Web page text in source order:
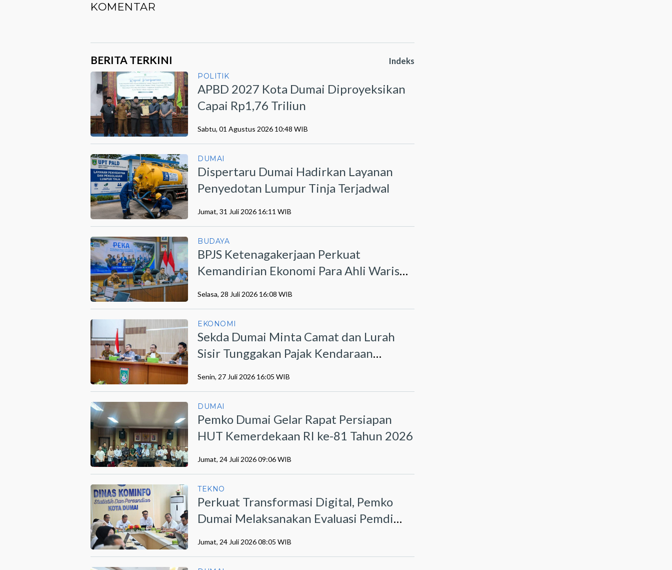
KOMENTAR
BERITA TERKINI Indeks
POLITIK
APBD 2027 Kota Dumai Diproyeksikan
Capai Rp1,76 Triliun
Sabtu, 01 Agustus 2026 10:48 WIB
DUMAI
Dispertaru Dumai Hadirkan Layanan
Penyedotan Lumpur Tinja Terjadwal
Jumat, 31 Juli 2026 16:11 WIB
BUDAYA
BPJS Ketenagakerjaan Perkuat
Kemandirian Ekonomi Para Ahli Waris
Selasa, 28 Juli 2026 16:08 WIB
EKONOMI
Sekda Dumai Minta Camat dan Lurah
Sisir Tunggakan Pajak Kendaraan
Senin, 27 Juli 2026 16:05 WIB
DUMAI
Pemko Dumai Gelar Rapat Persiapan
HUT Kemerdekaan RI ke-81 Tahun 2026
Jumat, 24 Juli 2026 09:06 WIB
TEKNO
Perkuat Transformasi Digital, Pemko
Dumai Melaksanakan Evaluasi Pemdi
Jumat, 24 Juli 2026 08:05 WIB